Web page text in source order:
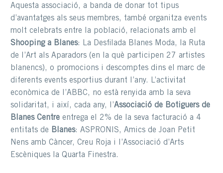
Aquesta associació, a banda de donar tot tipus
d’avantatges als seus membres, també organitza events
molt celebrats entre la població, relacionats amb el
Shooping a Blanes: La Desfilada Blanes Moda, la Ruta
de l’Art als Aparadors (en la què participen 27 artistes
blanencs), o promocions i descomptes dins el marc de
diferents events esportius durant l’any. L’activitat
econòmica de l’ABBC, no està renyida amb la seva
solidaritat, i així, cada any, l’Associació de Botiguers de
Blanes Centre entrega el 2% de la seva facturació a 4
entitats de Blanes: ASPRONIS, Amics de Joan Petit
Nens amb Càncer, Creu Roja i l’Associació d’Arts
Escèniques la Quarta Finestra.